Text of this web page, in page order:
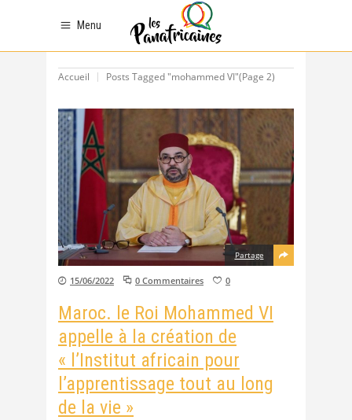
Menu
Accueil Posts Tagged "mohammed VI"(Page 2)
Partage
15/06/2022 0 Commentaires 0
Maroc. le Roi Mohammed VI
appelle à la création de
« l’Institut africain pour
l’apprentissage tout au long
de la vie »